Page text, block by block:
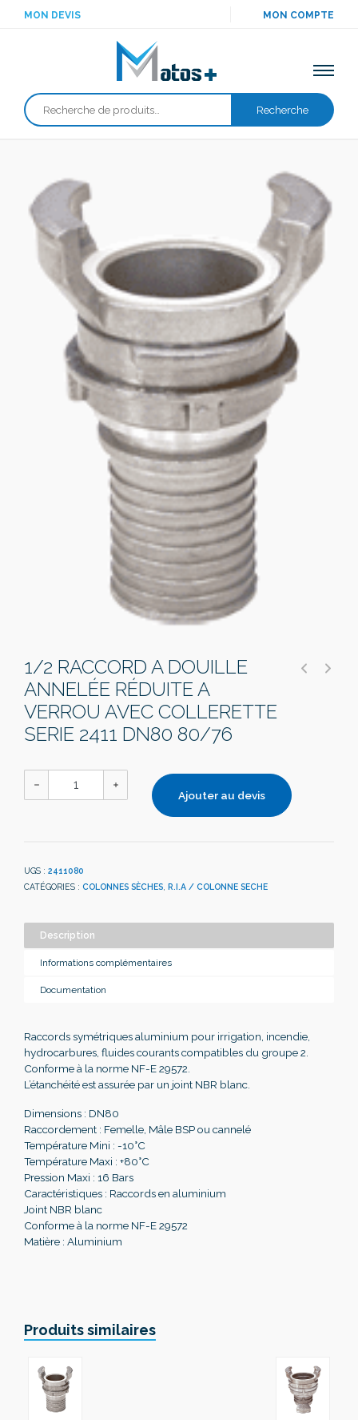
MON DEVIS MON COMPTE
Recherche
Recherche
1/2 RACCORD A DOUILLE
ANNELÉE RÉDUITE A
VERROU AVEC COLLERETTE
SERIE 2411 DN80 80/76
Ajouter au devis
UGS : 2411080
CATÉGORIES : COLONNES SÈCHES R.I.A / COLONNE SECHE
Description
Informations complémentaires
Documentation
Raccords symétriques aluminium pour irrigation, incendie,
hydrocarbures, fluides courants compatibles du groupe 2.
Conforme à la norme NF-E 29572.
L’étanchéité est assurée par un joint NBR blanc.
Dimensions : DN80
Raccordement : Femelle, Mâle BSP ou cannelé
Température Mini : -10°C
Température Maxi : +80°C
Pression Maxi : 16 Bars
Caractéristiques : Raccords en aluminium
Joint NBR blanc
Conforme à la norme NF-E 29572
Matière : Aluminium
Produits similaires